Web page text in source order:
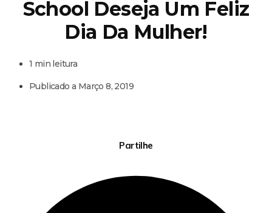
School Deseja Um Feliz
Dia Da Mulher!
1 min leitura
Publicado a Março 8, 2019
Partilhe